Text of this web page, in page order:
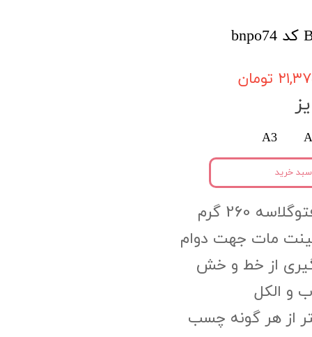
تومان
260 گرم
مات جهت دوام
از خط و خش
و الکل
از هر گونه چسب
A3
سبد خرید